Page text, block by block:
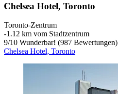
Chelsea Hotel, Toronto
Toronto-Zentrum
‐1.12 km vom Stadtzentrum
9/10 Wunderbar! (987 Bewertungen)
Chelsea Hotel, Toronto